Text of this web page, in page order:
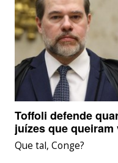
Toffoli defende
juízes que
Que tal, Conge?